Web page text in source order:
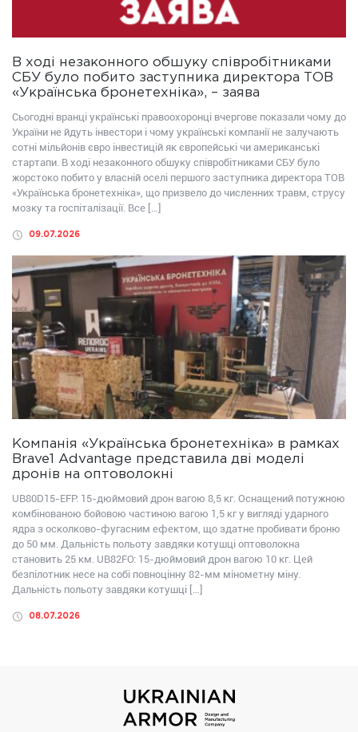
В ході незаконного обшуку співробітниками
СБУ було побито заступника директора ТОВ
«Українська бронетехніка», – заява
Сьогодні вранці українські правоохоронці вчергове показали чому до
України не йдуть інвестори і чому українські компанії не залучають
сотні мільйонів євро інвестицій як європейські чи американські
стартапи. В ході незаконного обшуку співробітниками СБУ було
жорстоко побито у власній оселі першого заступника директора ТОВ
«Українська бронетехніка», що призвело до численних травм, струсу
мозку та госпіталізації. Все […]
09.07.2026
Компанія «Українська бронетехніка» в рамках
Brave1 Advantage представила дві моделі
дронів на оптоволокні
UB80D15-EFP: 15-дюймовий дрон вагою 8,5 кг. Оснащений потужною
комбінованою бойовою частиною вагою 1,5 кг у вигляді ударного
ядра з осколково-фугасним ефектом, що здатне пробивати броню
до 50 мм. Дальність польоту завдяки котушці оптоволокна
становить 25 км. UB82FО: 15-дюймовий дрон вагою 10 кг. Цей
безпілотник несе на собі повноцінну 82-мм мінометну міну.
Дальність польоту завдяки котушці […]
08.07.2026